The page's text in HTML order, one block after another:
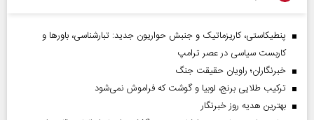
پنطیکاستی، کاریزماتیک و جنبش حواریون جدید: تبارشناسی، باور‌ها و
کاربست سیاسی در عصر ترامپ
خبرنگاران؛ راویان حقیقت جنگ
ترکیب طلایی برنج، لوبیا و گوشت که فراموش نمی‌شود
بهترین هدیه روز خبرنگار